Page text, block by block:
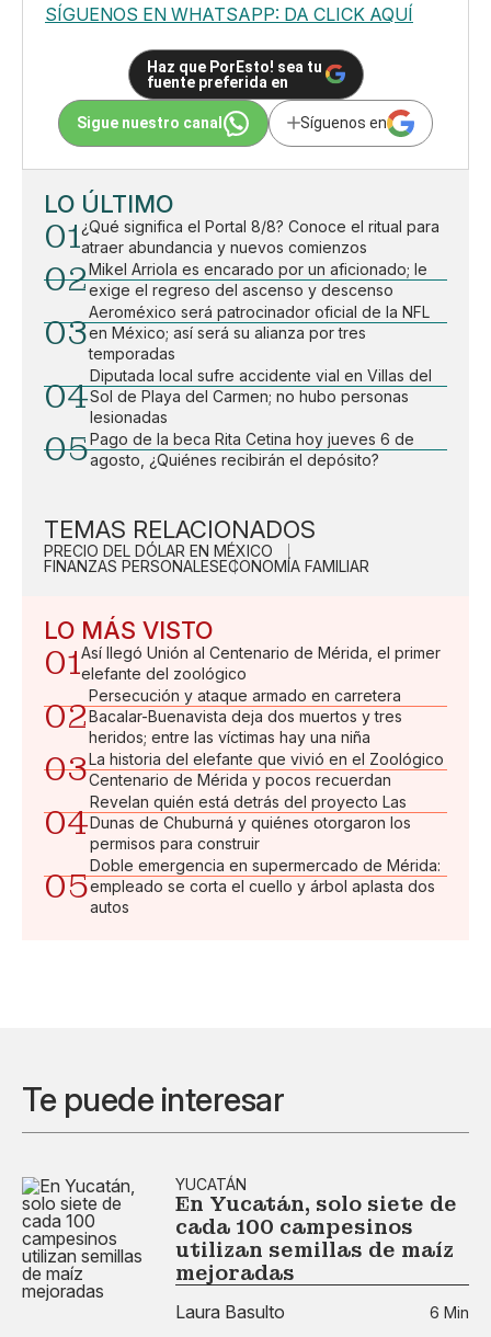
SÍGUENOS EN WHATSAPP: DA CLICK AQUÍ
Haz que PorEsto! sea tu
fuente preferida en
Sigue nuestro canal Síguenos en
LO ÚLTIMO
01¿Qué significa el Portal 8/8? Conoce el ritual para
atraer abundancia y nuevos comienzos
02Mikel Arriola es encarado por un aficionado; le
exige el regreso del ascenso y descenso
03
Aeroméxico será patrocinador oficial de la NFL
en México; así será su alianza por tres
temporadas
04
Diputada local sufre accidente vial en Villas del
Sol de Playa del Carmen; no hubo personas
lesionadas
05Pago de la beca Rita Cetina hoy jueves 6 de
agosto, ¿Quiénes recibirán el depósito?
TEMAS RELACIONADOS
PRECIO DEL DÓLAR EN MÉXICO
FINANZAS PERSONALESECONOMÍA FAMILIAR
LO MÁS VISTO
01Así llegó Unión al Centenario de Mérida, el primer
elefante del zoológico
02
Persecución y ataque armado en carretera
Bacalar-Buenavista deja dos muertos y tres
heridos; entre las víctimas hay una niña
03La historia del elefante que vivió en el Zoológico
Centenario de Mérida y pocos recuerdan
04
Revelan quién está detrás del proyecto Las
Dunas de Chuburná y quiénes otorgaron los
permisos para construir
05
Doble emergencia en supermercado de Mérida:
empleado se corta el cuello y árbol aplasta dos
autos
Te puede interesar
YUCATÁN
En Yucatán, solo siete de
cada 100 campesinos
utilizan semillas de maíz
mejoradas
Laura Basulto
6 Min